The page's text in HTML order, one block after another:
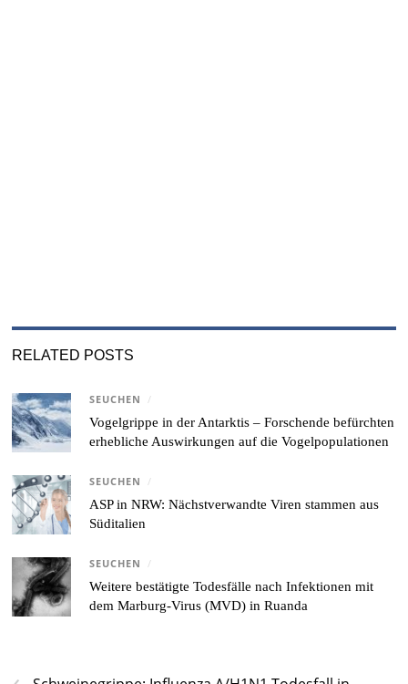
RELATED POSTS
SEUCHEN /
Vogelgrippe in der Antarktis – Forschende befürchten
erhebliche Auswirkungen auf die Vogelpopulationen
SEUCHEN /
ASP in NRW: Nächstverwandte Viren stammen aus
Süditalien
SEUCHEN /
Weitere bestätigte Todesfälle nach Infektionen mit
dem Marburg-Virus (MVD) in Ruanda